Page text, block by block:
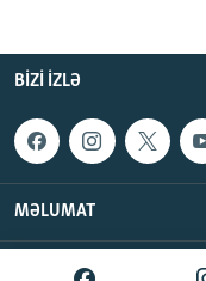
BIZI IZLƏ
MƏLUMAT